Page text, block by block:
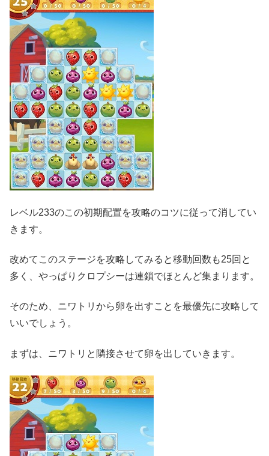
レベル233のこの初期配置を攻略のコツに従って消してい
きます。
改めてこのステージを攻略してみると移動回数も25回と
多く、やっぱりクロプシーは連鎖でほとんど集まります。
そのため、ニワトリから卵を出すことを最優先に攻略して
いいでしょう。
まずは、ニワトリと隣接させて卵を出していきます。